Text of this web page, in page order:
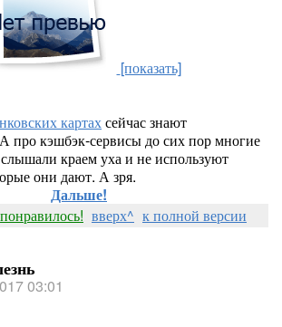
[показать]
картахсейчас знают
про кэшбэк-сервисы до сих пор многие
краем уха и не используют
они дают. А зря.
Дальше!
понравилось! вверх^ к полной версии
03:01